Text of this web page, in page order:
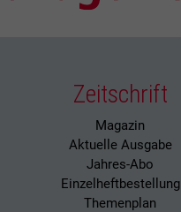
Zeitschrift
Magazin
Aktuelle Ausgabe
Jahres-Abo
Einzelheftbestellung
Themenplan